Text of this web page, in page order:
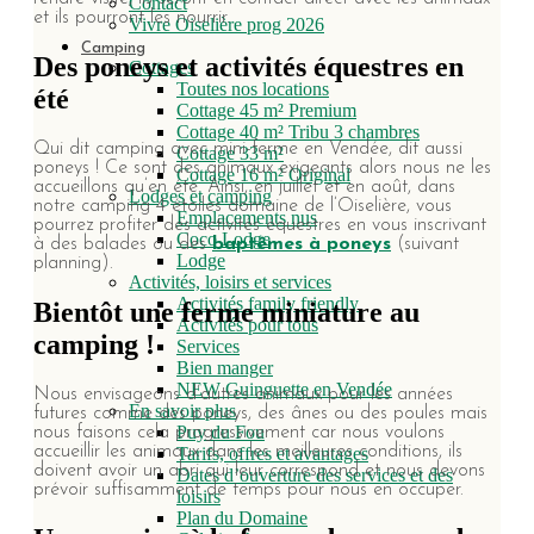
Vivre Oiselière prog 2026
Camping
Cottages
Toutes nos locations
Cottage 45 m² Premium
Cottage 40 m² Tribu 3 chambres
Cottage 33 m²
Cottage 16 m² Original
Lodges et camping
Emplacements nus
Coco Lodge
Lodge
Activités, loisirs et services
Activités family friendly
Activités pour tous
Services
Bien manger
NEW Guinguette en Vendée
En savoir plus
Puy du Fou
Tarifs, offres et avantages
Dates d’ouverture des services et des
loisirs
Plan du Domaine
et ils pourront les nourrir.
Des poneys et activités équestres en
été
Qui dit camping avec mini-ferme en Vendée, dit aussi
poneys ! Ce sont des animaux exigeants alors nous ne les
accueillons qu’en été. Ainsi, en juillet et en août, dans
notre camping 4 étoiles domaine de l’Oiselière, vous
pourrez profiter des activités équestres en vous inscrivant
à des balades ou desbaptêmes à poneys (suivant
planning).
Bientôt une ferme miniature au
camping !
Nous envisageons d’autres animaux pour les années
futures comme des poneys, des ânes ou des poules mais
nous faisons cela progressivement car nous voulons
accueillir les animaux dans les meilleures conditions, ils
doivent avoir un abri qui leur correspond et nous devons
prévoir suffisamment de temps pour nous en occuper.